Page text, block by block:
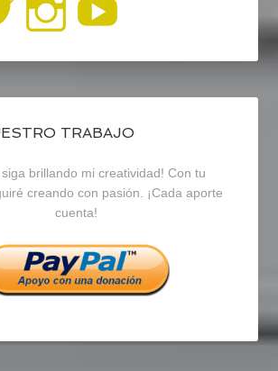
Ver
perfil
de
recursosep
en
Twitter
Ver
perfil
de
recursosep
en
Instagram
TRABAJO
siga brillando mi creatividad! Con tu
creando con pasión. ¡Cada aporte
cuenta!